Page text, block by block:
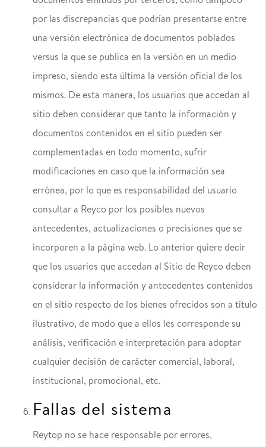
por las discrepancias que podrían presentarse entre
una versión electrónica de documentos poblados
versus la que se publica en la versión en un medio
impreso, siendo esta última la versión oficial de los
mismos. De esta manera, los usuarios que accedan al
sitio deben considerar que tanto la información y
documentos contenidos en el sitio pueden ser
complementadas en todo momento, sufrir
modificaciones en caso que la información sea
errónea, por lo que es responsabilidad del usuario
consultar a Reyco por los posibles nuevos
antecedentes, actualizaciones o precisiones que se
incorporen a la página web. Lo anterior quiere decir
que los usuarios que accedan al Sitio de Reyco deben
considerar la información y antecedentes contenidos
en el sitio respecto de los bienes ofrecidos son a título
ilustrativo, de modo que a ellos les corresponde su
análisis, verificación e interpretación para adoptar
cualquier decisión de carácter comercial, laboral,
institucional, promocional, etc.
Fallas del sistema
Reytop no se hace responsable por errores,